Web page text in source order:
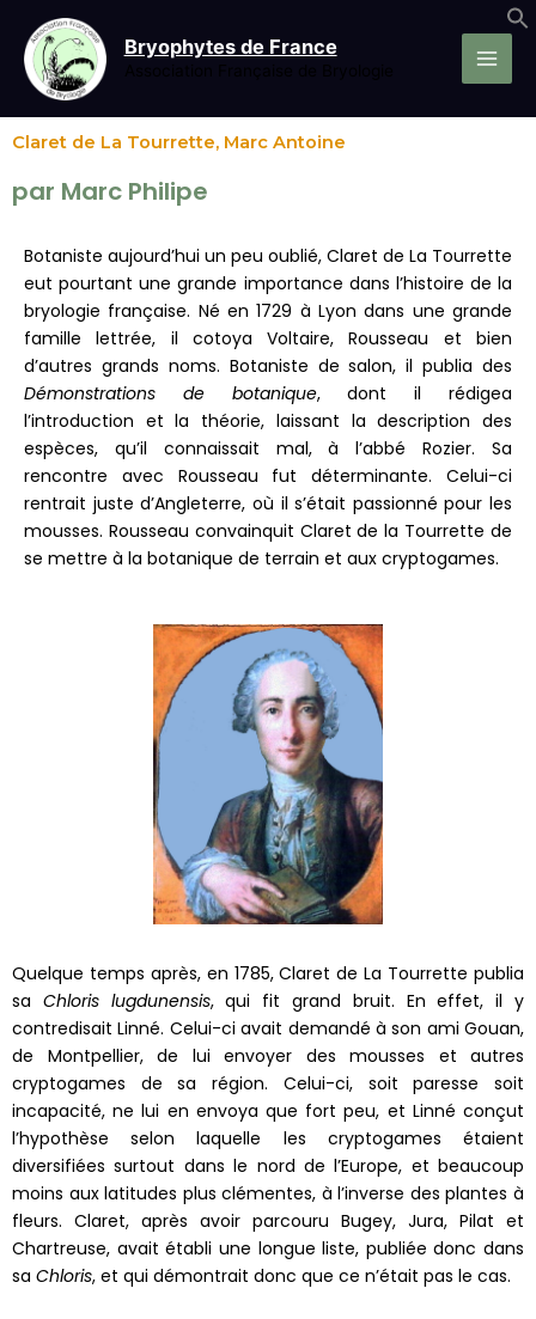
contenu
Bryophytes de France
Claret de La Tourrette, Marc Antoine
par Marc Philipe
Botaniste aujourd’hui un peu oublié, Claret de La Tourrette
eut pourtant une grande importance dans l’histoire de la
bryologie française. Né en 1729 à Lyon dans une grande
famille lettrée, il cotoya Voltaire, Rousseau et bien
d’autres grands noms. Botaniste de salon, il publia des
Démonstrations de botanique, dont il rédigea
l’introduction et la théorie, laissant la description des
espèces, qu’il connaissait mal, à l’abbé Rozier. Sa
rencontre avec Rousseau fut déterminante. Celui-ci
rentrait juste d’Angleterre, où il s’était passionné pour les
mousses. Rousseau convainquit Claret de la Tourrette de
se mettre à la botanique de terrain et aux cryptogames.
Quelque temps après, en 1785, Claret de La Tourrette publia
sa Chloris lugdunensis, qui fit grand bruit. En effet, il y
contredisait Linné. Celui-ci avait demandé à son ami Gouan,
de Montpellier, de lui envoyer des mousses et autres
cryptogames de sa région. Celui-ci, soit paresse soit
incapacité, ne lui en envoya que fort peu, et Linné conçut
l’hypothèse selon laquelle les cryptogames étaient
diversifiées surtout dans le nord de l’Europe, et beaucoup
moins aux latitudes plus clémentes, à l’inverse des plantes à
fleurs. Claret, après avoir parcouru Bugey, Jura, Pilat et
Chartreuse, avait établi une longue liste, publiée donc dans
sa Chloris, et qui démontrait donc que ce n’était pas le cas.